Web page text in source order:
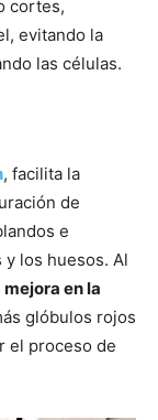
cortes,
evitando la
las células.
, facilita la
de
e
los huesos. Al
en la
glóbulos rojos
el proceso de